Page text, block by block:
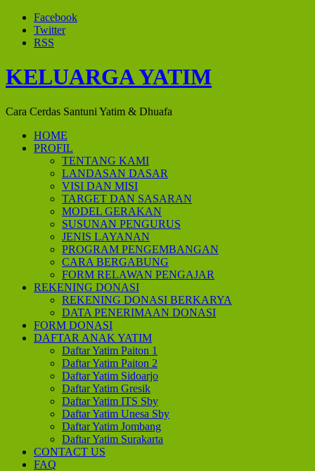
Facebook
Twitter
RSS
KELUARGA YATIM
Cara Cerdas Santuni Yatim & Dhuafa
HOME
PROFIL
TENTANG KAMI
LANDASAN DASAR
VISI DAN MISI
TARGET DAN SASARAN
MODEL GERAKAN
SUSUNAN PENGURUS
JENIS LAYANAN
PROGRAM PENGEMBANGAN
CARA BERGABUNG
FORM RELAWAN PENGAJAR
REKENING DONASI
REKENING DONASI BERKARYA
DATA PENERIMAAN DONASI
FORM DONASI
DAFTAR ANAK YATIM
Daftar Yatim Paiton 1
Daftar Yatim Paiton 2
Daftar Yatim Sidoarjo
Daftar Yatim Gresik
Daftar Yatim ITS Sby
Daftar Yatim Unesa Sby
Daftar Yatim Jombang
Daftar Yatim Surakarta
CONTACT US
FAQ